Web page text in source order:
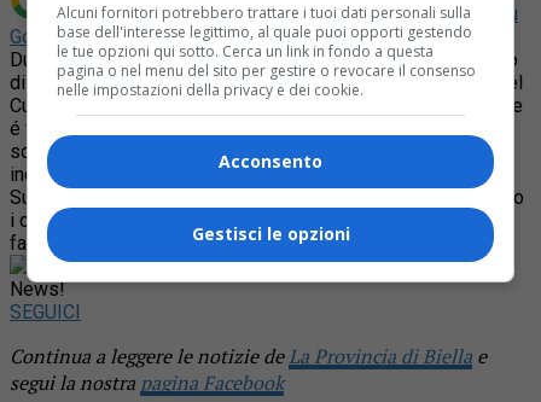
Aggiungi La Provincia di Biella come Fonte preferita su
Google
Due ragazzi morti e altri tre feriti. E’ questo il tragico bilancio
di un incidente stradale avvenuto ieri sera in Valle Varaita, nel
Cuneese. I giovani viaggiavano a bordo di una Mercedes, che
é finita in una scarpata e, dopo un volo di trenta metri, si è
schiantata sul greto del torrente Varaita. Si è trattato di un
incidente autonomo.
Sul posto sono inervenuti i vigili del fuoco che hanno estratto
i corpi dalle lamiere: per due ragazzi non c’era più nulla da
fare. Gli altri tre sono in gravi condizioni.
Rimani aggiornato seguendoci su Google
News!
SEGUICI
Continua a leggere le notizie deLa Provincia di Biella e
segui la nostra pagina Facebook
Alcuni fornitori potrebbero trattare i tuoi dati personali sulla
base dell'interesse legittimo, al quale puoi opporti gestendo
le tue opzioni qui sotto. Cerca un link in fondo a questa
pagina o nel menu del sito per gestire o revocare il consenso
nelle impostazioni della privacy e dei cookie.
Acconsento
Gestisci le opzioni